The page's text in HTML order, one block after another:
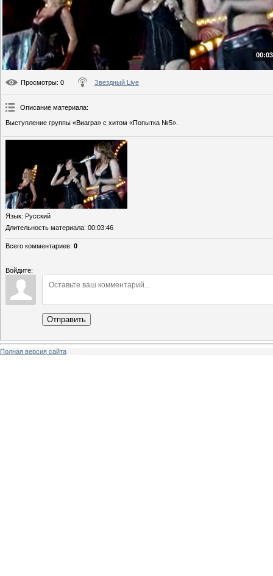
Просмотры: 0 Звездный Live
Описание материала:
Выступление группы «Виагра» с хитом «Попытка №5».
Язык: Русский
Длительность материала: 00:03:46
Всего комментариев: 0
Войдите:
Отправить
Полная версия сайта